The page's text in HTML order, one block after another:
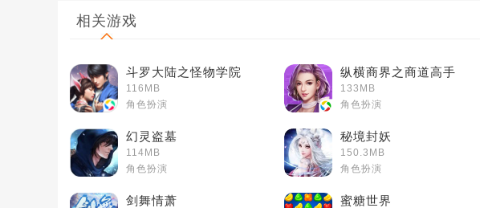
相关游戏
斗罗大陆之怪物学院
116MB
角色扮演
纵横商界之商道高手
133MB
角色扮演
幻灵盗墓
114MB
角色扮演
秘境封妖
150.3MB
角色扮演
剑舞情萧 蜜糖世界